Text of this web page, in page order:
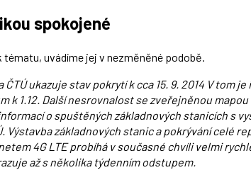
spokojené
tématu, uvádíme jej v nezměněné podobě.
ukazuje stav pokrytí k cca 15. 9. 2014 V tom je
k 1.12. Další nesrovnalost se zveřejněnou mapou
o spuštěných základnových stanicích s
Výstavba základnových stanic a pokrývání celé
4G LTE probíhá v současné chvíli velmi
až s několika týdenním odstupem.